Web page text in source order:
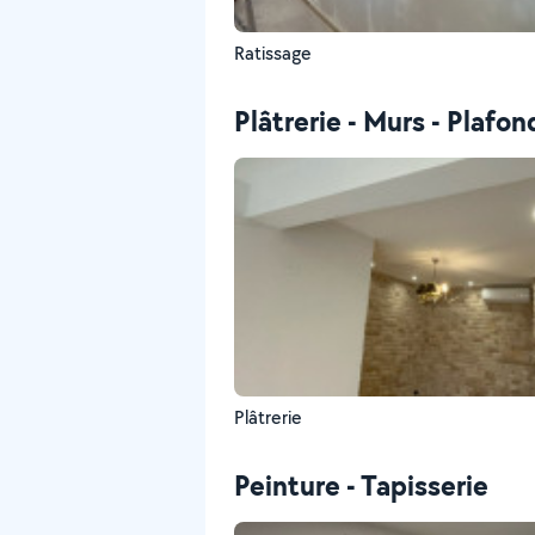
Ratissage
Plâtrerie - Murs -
Plâtrerie
Peinture - Tapisserie